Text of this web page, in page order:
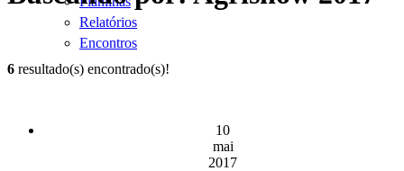
Relatórios
Encontros
6 resultado(s) encontrado(s)!
10
mai
2017